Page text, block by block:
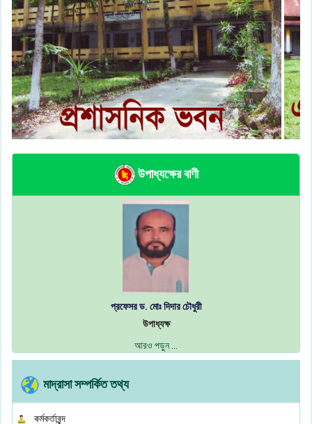
উপাধ্যক্ষের বাণী
প্রফেসর ড. মোঃ দিদার চৌধুরী
উপাধ্যক্ষ
আরও পড়ুন ...
মাদ্রাসা সম্পর্কিত তথ্য
কর্মকর্তাবৃন্দ